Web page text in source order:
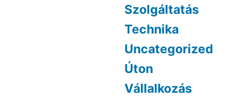
Szolgáltatás
Technika
Uncategorized
Úton
Vállalkozás